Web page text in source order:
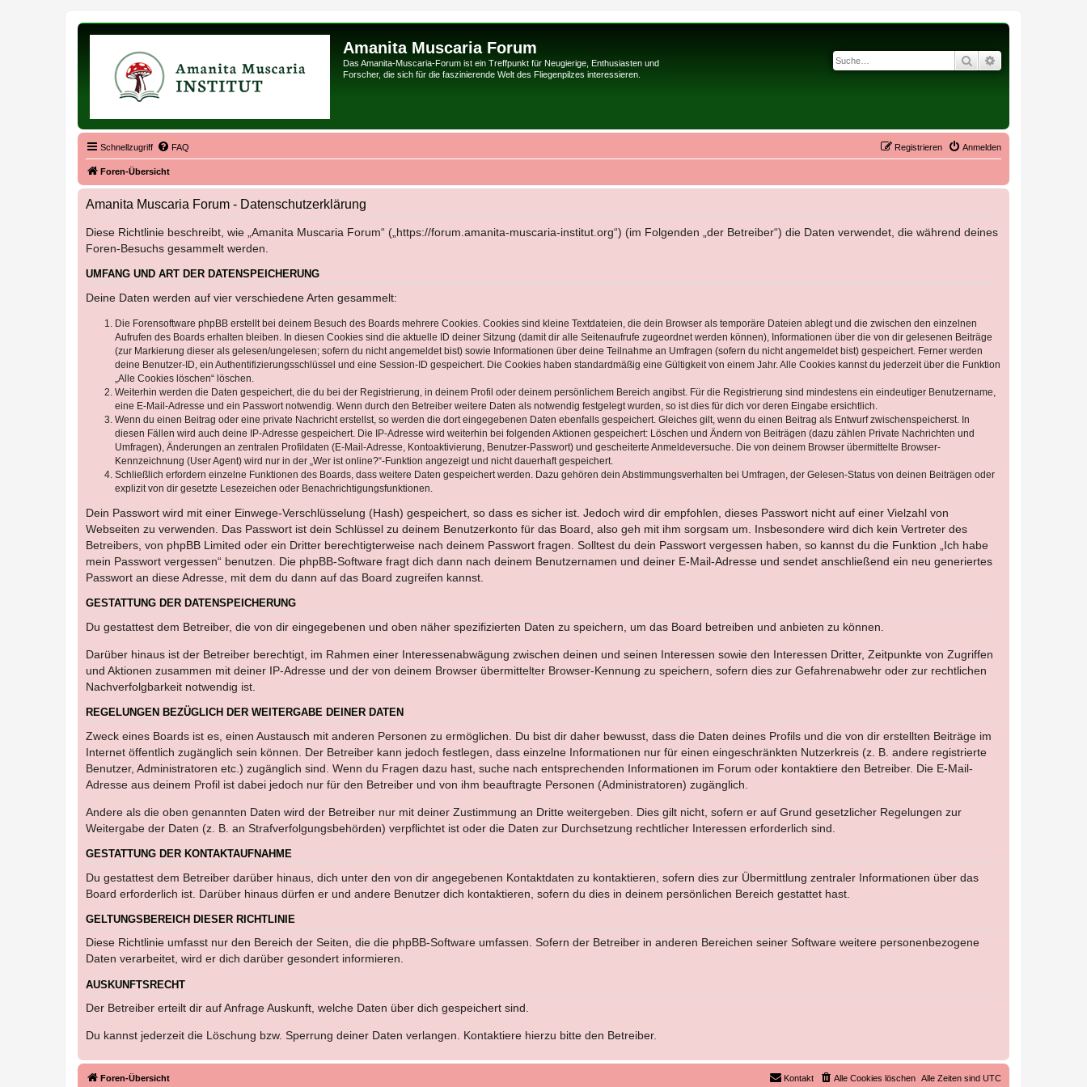
Amanita Muscaria Forum
Das Amanita-Muscaria-Forum ist ein Treffpunkt für Neugierige, Enthusiasten und
Forscher, die sich für die faszinierende Welt des Fliegenpilzes interessieren.
Suche
Schnellzugriff FAQ Anmelden
Registrieren
Foren-Übersicht
Amanita Muscaria Forum - Datenschutzerklärung
Diese Richtlinie beschreibt, wie „Amanita Muscaria Forum“ („https://forum.amanita-muscaria-institut.org“) (im Folgenden „der Betreiber“) die Daten verwendet, die während deines
Foren-Besuchs gesammelt werden.
UMFANG UND ART DER DATENSPEICHERUNG
Deine Daten werden auf vier verschiedene Arten gesammelt:
Die Forensoftware phpBB erstellt bei deinem Besuch des Boards mehrere Cookies. Cookies sind kleine Textdateien, die dein Browser als temporäre Dateien ablegt und die zwischen den einzelnen
Aufrufen des Boards erhalten bleiben. In diesen Cookies sind die aktuelle ID deiner Sitzung (damit dir alle Seitenaufrufe zugeordnet werden können), Informationen über die von dir gelesenen Beiträge
(zur Markierung dieser als gelesen/ungelesen; sofern du nicht angemeldet bist) sowie Informationen über deine Teilnahme an Umfragen (sofern du nicht angemeldet bist) gespeichert. Ferner werden
deine Benutzer-ID, ein Authentifizierungsschlüssel und eine Session-ID gespeichert. Die Cookies haben standardmäßig eine Gültigkeit von einem Jahr. Alle Cookies kannst du jederzeit über die Funktion
„Alle Cookies löschen“ löschen.
Weiterhin werden die Daten gespeichert, die du bei der Registrierung, in deinem Profil oder deinem persönlichem Bereich angibst. Für die Registrierung sind mindestens ein eindeutiger Benutzername,
eine E-Mail-Adresse und ein Passwort notwendig. Wenn durch den Betreiber weitere Daten als notwendig festgelegt wurden, so ist dies für dich vor deren Eingabe ersichtlich.
Wenn du einen Beitrag oder eine private Nachricht erstellst, so werden die dort eingegebenen Daten ebenfalls gespeichert. Gleiches gilt, wenn du einen Beitrag als Entwurf zwischenspeicherst. In
diesen Fällen wird auch deine IP-Adresse gespeichert. Die IP-Adresse wird weiterhin bei folgenden Aktionen gespeichert: Löschen und Ändern von Beiträgen (dazu zählen Private Nachrichten und
Umfragen), Änderungen an zentralen Profildaten (E-Mail-Adresse, Kontoaktivierung, Benutzer-Passwort) und gescheiterte Anmeldeversuche. Die von deinem Browser übermittelte Browser-
Kennzeichnung (User Agent) wird nur in der „Wer ist online?“-Funktion angezeigt und nicht dauerhaft gespeichert.
Schließlich erfordern einzelne Funktionen des Boards, dass weitere Daten gespeichert werden. Dazu gehören dein Abstimmungsverhalten bei Umfragen, der Gelesen-Status von deinen Beiträgen oder
explizit von dir gesetzte Lesezeichen oder Benachrichtigungsfunktionen.
Dein Passwort wird mit einer Einwege-Verschlüsselung (Hash) gespeichert, so dass es sicher ist. Jedoch wird dir empfohlen, dieses Passwort nicht auf einer Vielzahl von
Webseiten zu verwenden. Das Passwort ist dein Schlüssel zu deinem Benutzerkonto für das Board, also geh mit ihm sorgsam um. Insbesondere wird dich kein Vertreter des
Betreibers, von phpBB Limited oder ein Dritter berechtigterweise nach deinem Passwort fragen. Solltest du dein Passwort vergessen haben, so kannst du die Funktion „Ich habe
mein Passwort vergessen“ benutzen. Die phpBB-Software fragt dich dann nach deinem Benutzernamen und deiner E-Mail-Adresse und sendet anschließend ein neu generiertes
Passwort an diese Adresse, mit dem du dann auf das Board zugreifen kannst.
GESTATTUNG DER DATENSPEICHERUNG
Du gestattest dem Betreiber, die von dir eingegebenen und oben näher spezifizierten Daten zu speichern, um das Board betreiben und anbieten zu können.
Darüber hinaus ist der Betreiber berechtigt, im Rahmen einer Interessenabwägung zwischen deinen und seinen Interessen sowie den Interessen Dritter, Zeitpunkte von Zugriffen
und Aktionen zusammen mit deiner IP-Adresse und der von deinem Browser übermittelter Browser-Kennung zu speichern, sofern dies zur Gefahrenabwehr oder zur rechtlichen
Nachverfolgbarkeit notwendig ist.
REGELUNGEN BEZÜGLICH DER WEITERGABE DEINER DATEN
Zweck eines Boards ist es, einen Austausch mit anderen Personen zu ermöglichen. Du bist dir daher bewusst, dass die Daten deines Profils und die von dir erstellten Beiträge im
Internet öffentlich zugänglich sein können. Der Betreiber kann jedoch festlegen, dass einzelne Informationen nur für einen eingeschränkten Nutzerkreis (z. B. andere registrierte
Benutzer, Administratoren etc.) zugänglich sind. Wenn du Fragen dazu hast, suche nach entsprechenden Informationen im Forum oder kontaktiere den Betreiber. Die E-Mail-
Adresse aus deinem Profil ist dabei jedoch nur für den Betreiber und von ihm beauftragte Personen (Administratoren) zugänglich.
Andere als die oben genannten Daten wird der Betreiber nur mit deiner Zustimmung an Dritte weitergeben. Dies gilt nicht, sofern er auf Grund gesetzlicher Regelungen zur
Weitergabe der Daten (z. B. an Strafverfolgungsbehörden) verpflichtet ist oder die Daten zur Durchsetzung rechtlicher Interessen erforderlich sind.
GESTATTUNG DER KONTAKTAUFNAHME
Du gestattest dem Betreiber darüber hinaus, dich unter den von dir angegebenen Kontaktdaten zu kontaktieren, sofern dies zur Übermittlung zentraler Informationen über das
Board erforderlich ist. Darüber hinaus dürfen er und andere Benutzer dich kontaktieren, sofern du dies in deinem persönlichen Bereich gestattet hast.
GELTUNGSBEREICH DIESER RICHTLINIE
Diese Richtlinie umfasst nur den Bereich der Seiten, die die phpBB-Software umfassen. Sofern der Betreiber in anderen Bereichen seiner Software weitere personenbezogene
Daten verarbeitet, wird er dich darüber gesondert informieren.
AUSKUNFTSRECHT
Der Betreiber erteilt dir auf Anfrage Auskunft, welche Daten über dich gespeichert sind.
Du kannst jederzeit die Löschung bzw. Sperrung deiner Daten verlangen. Kontaktiere hierzu bitte den Betreiber.
Foren-Übersicht Alle Zeiten sind UTC
Alle Cookies löschen
Kontakt